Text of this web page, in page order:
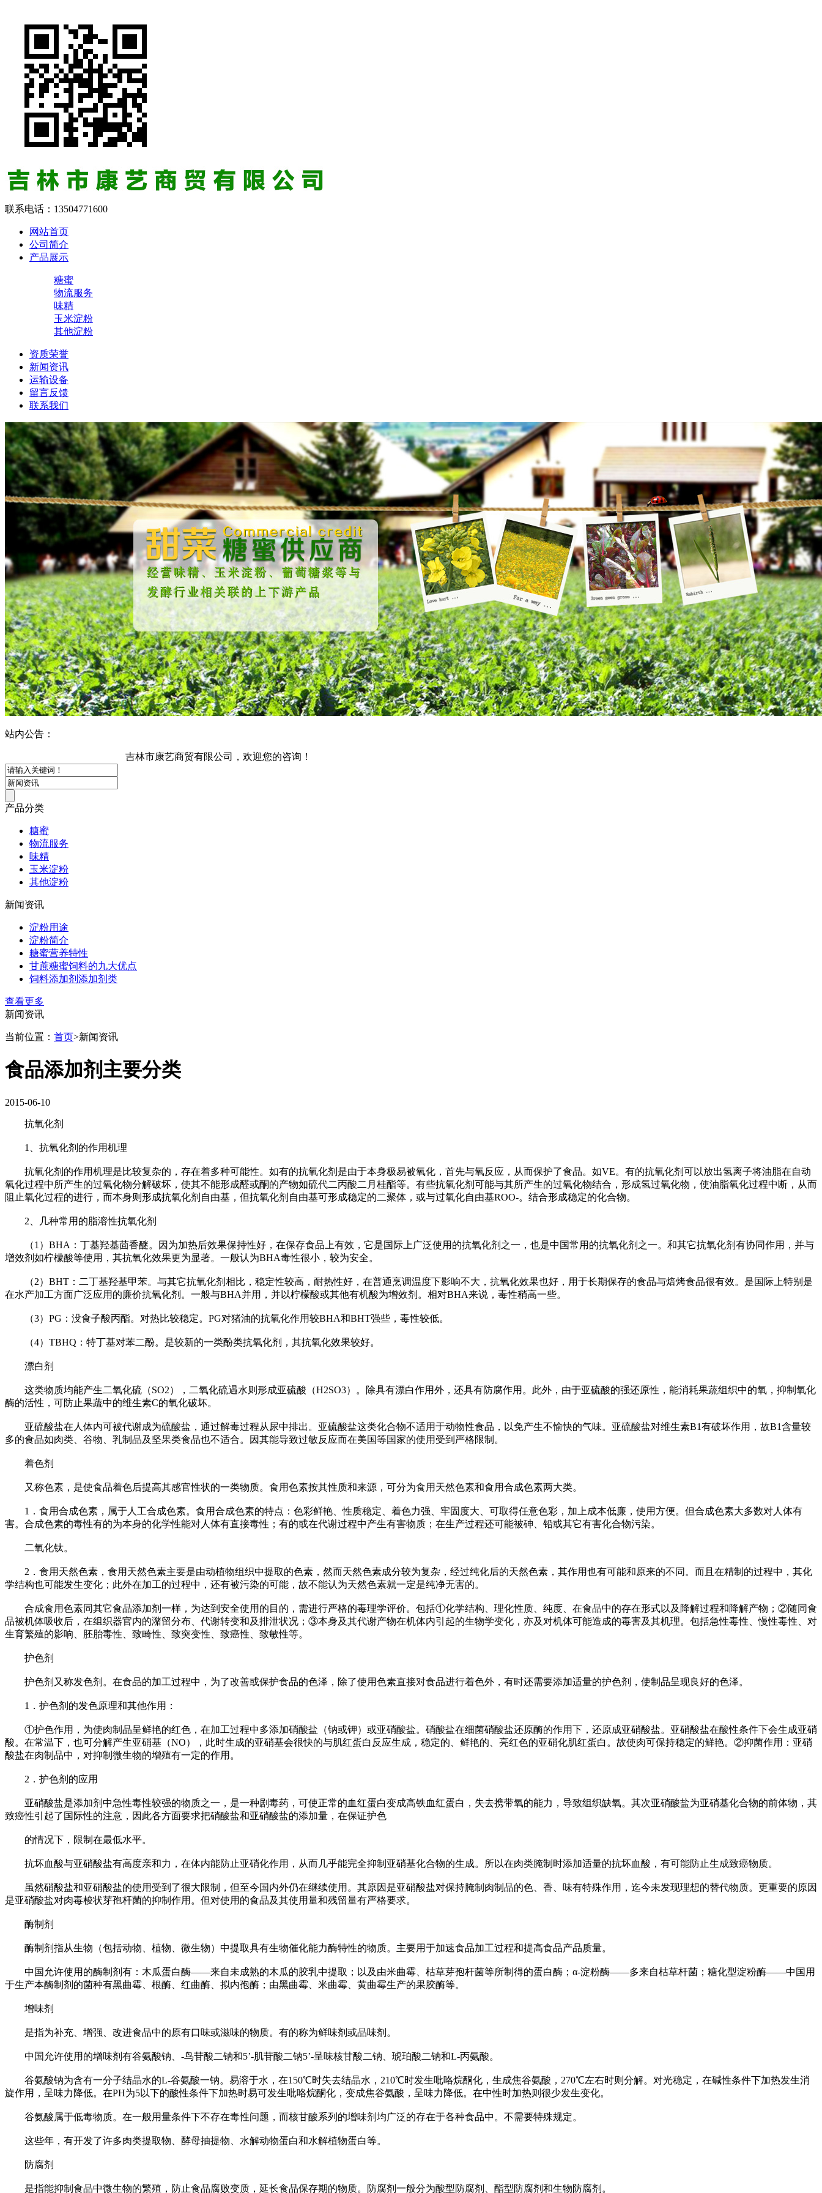
联系电话： 13504771600
网站首页
公司简介
产品展示
糖蜜
物流服务
味精
玉米淀粉
其他淀粉
资质荣誉
新闻资讯
运输设备
留言反馈
联系我们
站内公告：
吉林市康艺商贸有限公司，欢迎您的咨询！
产品分类
糖蜜
物流服务
味精
玉米淀粉
其他淀粉
新闻资讯
淀粉用途
淀粉简介
糖蜜营养特性
甘蔗糖蜜饲料的九大优点
饲料添加剂添加剂类
查看更多
新闻资讯
当前位置： 首页>新闻资讯
食品添加剂主要分类
2015-06-10
抗氧化剂
1、抗氧化剂的作用机理
抗氧化剂的作用机理是比较复杂的，存在着多种可能性。如有的抗氧化剂是由于本身极易被氧化，首先与氧反应，从而保护了食品。如VE。有的抗氧化剂可以放出氢离子将油脂在自动
氧化过程中所产生的过氧化物分解破坏，使其不能形成醛或酮的产物如硫代二丙酸二月桂酯等。有些抗氧化剂可能与其所产生的过氧化物结合，形成氢过氧化物，使油脂氧化过程中断，从而
阻止氧化过程的进行，而本身则形成抗氧化剂自由基，但抗氧化剂自由基可形成稳定的二聚体，或与过氧化自由基ROO-。结合形成稳定的化合物。
2、几种常用的脂溶性抗氧化剂
（1）BHA：丁基羟基茴香醚。因为加热后效果保持性好，在保存食品上有效，它是国际上广泛使用的抗氧化剂之一，也是中国常用的抗氧化剂之一。和其它抗氧化剂有协同作用，并与
增效剂如柠檬酸等使用，其抗氧化效果更为显著。一般认为BHA毒性很小，较为安全。
（2）BHT：二丁基羟基甲苯。与其它抗氧化剂相比，稳定性较高，耐热性好，在普通烹调温度下影响不大，抗氧化效果也好，用于长期保存的食品与焙烤食品很有效。是国际上特别是
在水产加工方面广泛应用的廉价抗氧化剂。一般与BHA并用，并以柠檬酸或其他有机酸为增效剂。相对BHA来说，毒性稍高一些。
（3）PG：没食子酸丙酯。对热比较稳定。PG对猪油的抗氧化作用较BHA和BHT强些，毒性较低。
（4）TBHQ：特丁基对苯二酚。是较新的一类酚类抗氧化剂，其抗氧化效果较好。
漂白剂
这类物质均能产生二氧化硫（SO2），二氧化硫遇水则形成亚硫酸（H2SO3）。除具有漂白作用外，还具有防腐作用。此外，由于亚硫酸的强还原性，能消耗果蔬组织中的氧，抑制氧化
酶的活性，可防止果蔬中的维生素C的氧化破坏。
亚硫酸盐在人体内可被代谢成为硫酸盐，通过解毒过程从尿中排出。亚硫酸盐这类化合物不适用于动物性食品，以免产生不愉快的气味。亚硫酸盐对维生素B1有破坏作用，故B1含量较
多的食品如肉类、谷物、乳制品及坚果类食品也不适合。因其能导致过敏反应而在美国等国家的使用受到严格限制。
着色剂
又称色素，是使食品着色后提高其感官性状的一类物质。食用色素按其性质和来源，可分为食用天然色素和食用合成色素两大类。
1．食用合成色素，属于人工合成色素。食用合成色素的特点：色彩鲜艳、性质稳定、着色力强、牢固度大、可取得任意色彩，加上成本低廉，使用方便。但合成色素大多数对人体有
害。合成色素的毒性有的为本身的化学性能对人体有直接毒性；有的或在代谢过程中产生有害物质；在生产过程还可能被砷、铅或其它有害化合物污染。
二氧化钛。
2．食用天然色素，食用天然色素主要是由动植物组织中提取的色素，然而天然色素成分较为复杂，经过纯化后的天然色素，其作用也有可能和原来的不同。而且在精制的过程中，其化
学结构也可能发生变化；此外在加工的过程中，还有被污染的可能，故不能认为天然色素就一定是纯净无害的。
合成食用色素同其它食品添加剂一样，为达到安全使用的目的，需进行严格的毒理学评价。包括①化学结构、理化性质、纯度、在食品中的存在形式以及降解过程和降解产物；②随同食
品被机体吸收后，在组织器官内的潴留分布、代谢转变和及排泄状况；③本身及其代谢产物在机体内引起的生物学变化，亦及对机体可能造成的毒害及其机理。包括急性毒性、慢性毒性、对
生育繁殖的影响、胚胎毒性、致畸性、致突变性、致癌性、致敏性等。
护色剂
护色剂又称发色剂。在食品的加工过程中，为了改善或保护食品的色泽，除了使用色素直接对食品进行着色外，有时还需要添加适量的护色剂，使制品呈现良好的色泽。
1．护色剂的发色原理和其他作用：
①护色作用，为使肉制品呈鲜艳的红色，在加工过程中多添加硝酸盐（钠或钾）或亚硝酸盐。硝酸盐在细菌硝酸盐还原酶的作用下，还原成亚硝酸盐。亚硝酸盐在酸性条件下会生成亚硝
酸。在常温下，也可分解产生亚硝基（NO），此时生成的亚硝基会很快的与肌红蛋白反应生成，稳定的、鲜艳的、亮红色的亚硝化肌红蛋白。故使肉可保持稳定的鲜艳。②抑菌作用：亚硝
酸盐在肉制品中，对抑制微生物的增殖有一定的作用。
2．护色剂的应用
亚硝酸盐是添加剂中急性毒性较强的物质之一，是一种剧毒药，可使正常的血红蛋白变成高铁血红蛋白，失去携带氧的能力，导致组织缺氧。其次亚硝酸盐为亚硝基化合物的前体物，其
致癌性引起了国际性的注意，因此各方面要求把硝酸盐和亚硝酸盐的添加量，在保证护色
的情况下，限制在最低水平。
抗坏血酸与亚硝酸盐有高度亲和力，在体内能防止亚硝化作用，从而几乎能完全抑制亚硝基化合物的生成。所以在肉类腌制时添加适量的抗坏血酸，有可能防止生成致癌物质。
虽然硝酸盐和亚硝酸盐的使用受到了很大限制，但至今国内外仍在继续使用。其原因是亚硝酸盐对保持腌制肉制品的色、香、味有特殊作用，迄今未发现理想的替代物质。更重要的原因
是亚硝酸盐对肉毒梭状芽孢杆菌的抑制作用。但对使用的食品及其使用量和残留量有严格要求。
酶制剂
酶制剂指从生物（包括动物、植物、微生物）中提取具有生物催化能力酶特性的物质。主要用于加速食品加工过程和提高食品产品质量。
中国允许使用的酶制剂有：木瓜蛋白酶——来自未成熟的木瓜的胶乳中提取；以及由米曲霉、枯草芽孢杆菌等所制得的蛋白酶；α-淀粉酶——多来自枯草杆菌；糖化型淀粉酶——中国用
于生产本酶制剂的菌种有黑曲霉、根酶、红曲酶、拟内孢酶；由黑曲霉、米曲霉、黄曲霉生产的果胶酶等。
增味剂
是指为补充、增强、改进食品中的原有口味或滋味的物质。有的称为鲜味剂或品味剂。
中国允许使用的增味剂有谷氨酸钠、-鸟苷酸二钠和5’-肌苷酸二钠5’-呈味核甘酸二钠、琥珀酸二钠和L-丙氨酸。
谷氨酸钠为含有一分子结晶水的L-谷氨酸一钠。易溶于水，在150℃时失去结晶水，210℃时发生吡咯烷酮化，生成焦谷氨酸，270℃左右时则分解。对光稳定，在碱性条件下加热发生消
旋作用，呈味力降低。在PH为5以下的酸性条件下加热时易可发生吡咯烷酮化，变成焦谷氨酸，呈味力降低。在中性时加热则很少发生变化。
谷氨酸属于低毒物质。在一般用量条件下不存在毒性问题，而核甘酸系列的增味剂均广泛的存在于各种食品中。不需要特殊规定。
这些年，有开发了许多肉类提取物、酵母抽提物、水解动物蛋白和水解植物蛋白等。
防腐剂
是指能抑制食品中微生物的繁殖，防止食品腐败变质，延长食品保存期的物质。防腐剂一般分为酸型防腐剂、酯型防腐剂和生物防腐剂。